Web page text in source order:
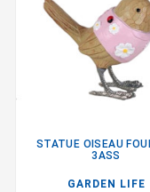
STATUE OISEAU
3ASS
GARDEN LIFE